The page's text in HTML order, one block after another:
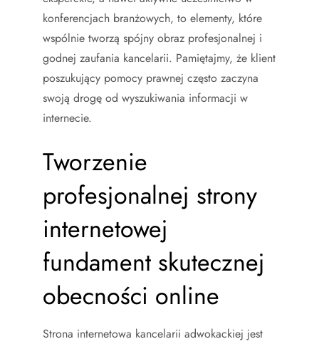
konferencjach branżowych, to elementy, które
wspólnie tworzą spójny obraz profesjonalnej i
godnej zaufania kancelarii. Pamiętajmy, że klient
poszukujący pomocy prawnej często zaczyna
swoją drogę od wyszukiwania informacji w
internecie.
Tworzenie
profesjonalnej strony
internetowej
fundament skutecznej
obecności online
Strona internetowa kancelarii adwokackiej jest